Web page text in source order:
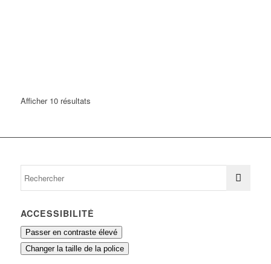
Afficher 10 résultats
ACCESSIBILITÉ
Passer en contraste élevé
Changer la taille de la police